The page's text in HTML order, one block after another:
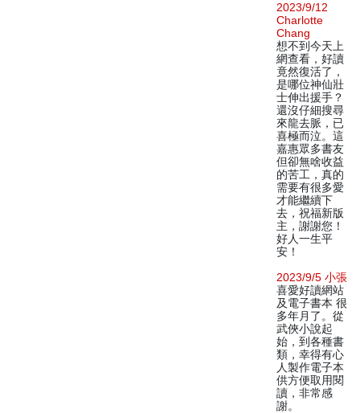
2023/9/12
Charlotte
Chang
想不到今天上
網查看，好讀
竟然復活了，
是哪位神仙壯
士伸出援手？
還沒仔細搜尋
來龍去脈，已
喜極而泣。這
嘉惠眾多書友
但卻無啥收益
的苦工，真的
需要有很多愛
才能繼續下
去，祝福新版
主，謝謝您！
好人一生平
安！
2023/9/5 小張
喜愛好讀網站
及電子書本 很
多年月了。從
武俠小說起
始，到各種書
類，幸得有心
人製作電子本
供方便取用閱
讀，非常感
謝。